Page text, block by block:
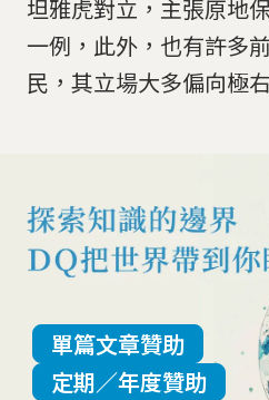
坦雅虎對立，主張原地
一例，此外，也有許多
民，其立場大多偏向極
單篇文章贊助
定期／年度贊助